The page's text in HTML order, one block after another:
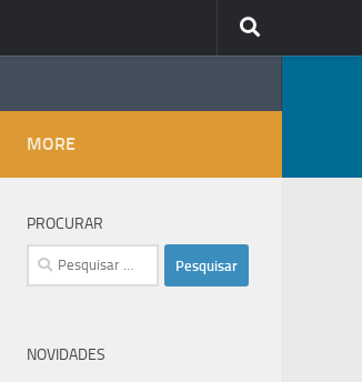
MORE
PROCURAR
Pesquisar
por:
NOVIDADES